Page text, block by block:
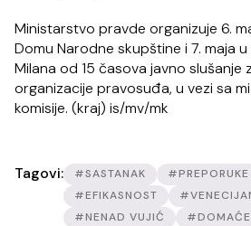
Ministarstvo pravde organizuje 6.
Domu Narodne skupštine i 7. maja
Milana od 15 časova javno slušanje
organizacije pravosuđa, u vezi sa
komisije. (kraj) is/mv/mk
Tagovi: #SASTANAK #PREPORUKE
#EFIKASNOST
#NENAD VUJIĆ
#DOMAĆE